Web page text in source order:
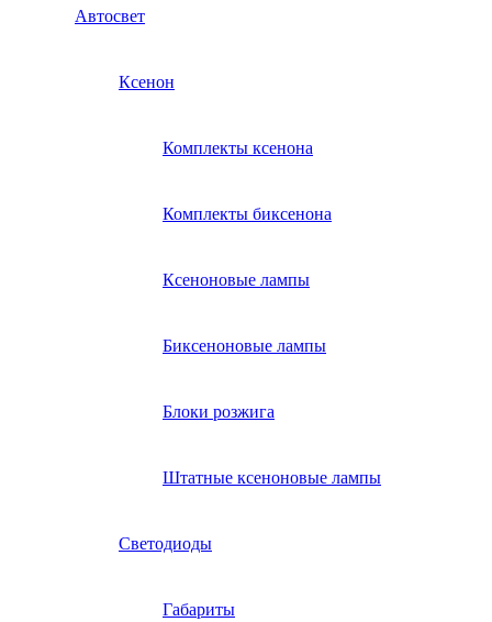
Автосвет
Ксенон
Комплекты ксенона
Комплекты биксенона
Ксеноновые лампы
Биксеноновые лампы
Блоки розжига
Штатные ксеноновые лампы
Светодиоды
Габариты